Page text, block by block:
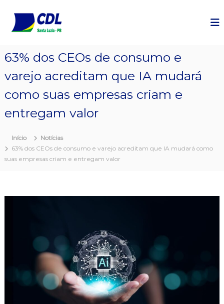
63% dos CEOs de consumo e
varejo acreditam que IA mudará
como suas empresas criam e
entregam valor
Início
Notícias
63% dos CEOs de consumo e varejo acreditam que IA mudará como
suas empresas criam e entregam valor